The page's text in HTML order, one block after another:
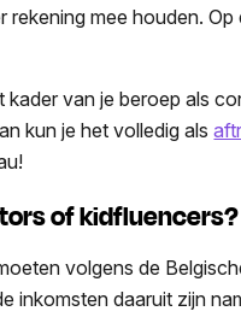
mee houden.
kader van je beroep als
kun je het volledig als
of kidfluencers?
volgens de
inkomsten daaruit zijn